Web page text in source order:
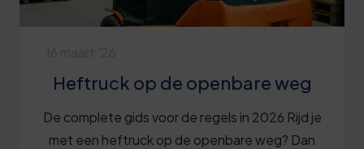
Heftruck op de openbare weg
De complete gids voor de regels in 2026 Rijd je
met een heftruck op de openbare weg? Dan